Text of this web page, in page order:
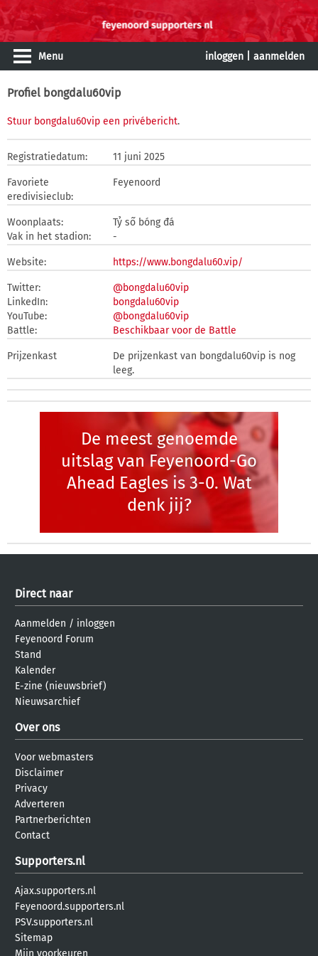
Menu inloggen aanmelden
Profiel bongdalu60vip
Stuur bongdalu60vip een privébericht.
Registratiedatum: 11 juni 2025
Favoriete
eredivisieclub:
Feyenoord
Woonplaats:
Tỷ số bóng đá
Vak in het stadion:
-
Website: https://www.bongdalu60.vip/
Twitter:
@bongdalu60vip
LinkedIn:
bongdalu60vip
YouTube:
@bongdalu60vip
Battle:
Beschikbaar voor de Battle
Prijzenkast
De prijzenkast van bongdalu60vip is nog
leeg.
De meest genoemde
uitslag van Feyenoord-Go
Ahead Eagles is 3-0. Wat
denk jij?
Direct naar
Aanmelden / inloggen
Feyenoord Forum
Stand
Kalender
E-zine (nieuwsbrief)
Nieuwsarchief
Over ons
Voor webmasters
Disclaimer
Privacy
Adverteren
Partnerberichten
Contact
Supporters.nl
Ajax.supporters.nl
Feyenoord.supporters.nl
PSV.supporters.nl
Sitemap
Mijn voorkeuren